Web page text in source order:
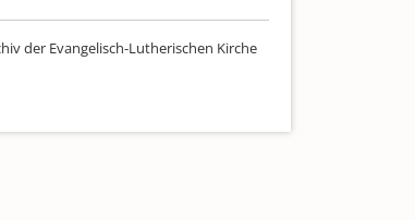
der Evangelisch-Lutherischen Kirche